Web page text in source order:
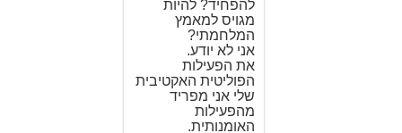
להפחיד? להיות
מגויס למאמץ
המלחמתי?
אני לא יודע.
את הפעילות
הפוליטית האקטיבית
שלי אני מפריד
מהפעילות
האומנותית.